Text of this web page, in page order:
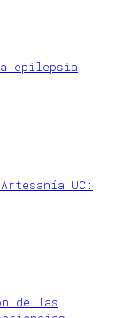
epilepsia
UC:
de las